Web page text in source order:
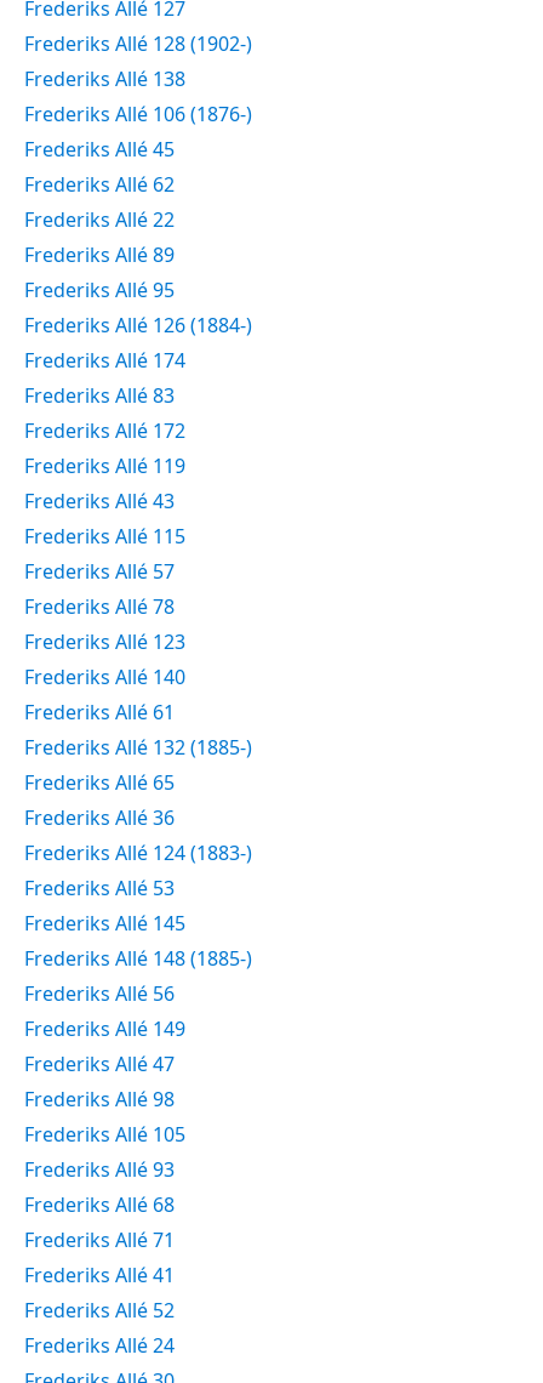
Frederiks Allé 127
Frederiks Allé 128 (1902-)
Frederiks Allé 138
Frederiks Allé 106 (1876-)
Frederiks Allé 45
Frederiks Allé 62
Frederiks Allé 22
Frederiks Allé 89
Frederiks Allé 95
Frederiks Allé 126 (1884-)
Frederiks Allé 174
Frederiks Allé 83
Frederiks Allé 172
Frederiks Allé 119
Frederiks Allé 43
Frederiks Allé 115
Frederiks Allé 57
Frederiks Allé 78
Frederiks Allé 123
Frederiks Allé 140
Frederiks Allé 61
Frederiks Allé 132 (1885-)
Frederiks Allé 65
Frederiks Allé 36
Frederiks Allé 124 (1883-)
Frederiks Allé 53
Frederiks Allé 145
Frederiks Allé 148 (1885-)
Frederiks Allé 56
Frederiks Allé 149
Frederiks Allé 47
Frederiks Allé 98
Frederiks Allé 105
Frederiks Allé 93
Frederiks Allé 68
Frederiks Allé 71
Frederiks Allé 41
Frederiks Allé 52
Frederiks Allé 24